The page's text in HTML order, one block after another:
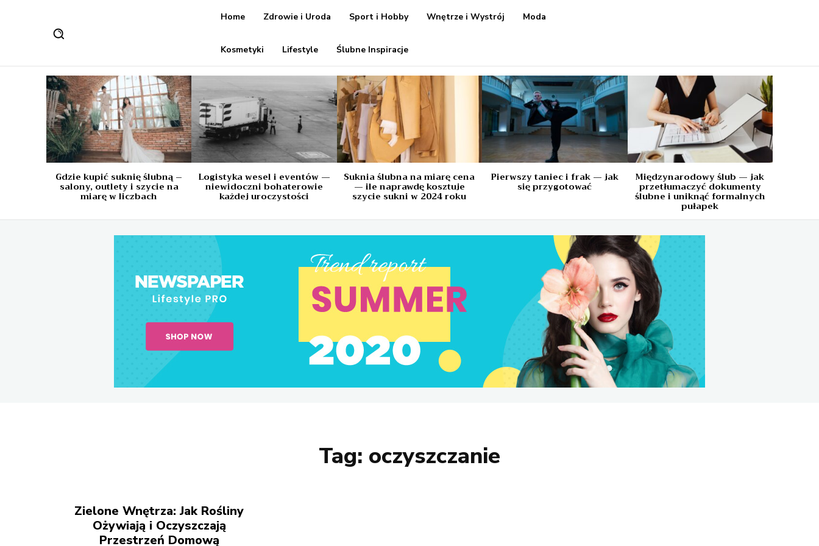
Home Zdrowie i Uroda Sport i Hobby Wnętrze i Wystrój Moda
Kosmetyki Lifestyle Ślubne Inspiracje
Gdzie kupić suknię ślubną –
salony, outlety i szycie na
miarę w liczbach
Logistyka wesel i eventów —
niewidoczni bohaterowie
każdej uroczystości
Suknia ślubna na miarę cena
— ile naprawdę kosztuje
szycie sukni w 2024 roku
Pierwszy taniec i frak — jak
się przygotować
Międzynarodowy ślub — jak
przetłumaczyć dokumenty
ślubne i uniknąć formalnych
pułapek
Tag: oczyszczanie
Zielone Wnętrza: Jak Rośliny
Ożywiają i Oczyszczają
Przestrzeń Domową